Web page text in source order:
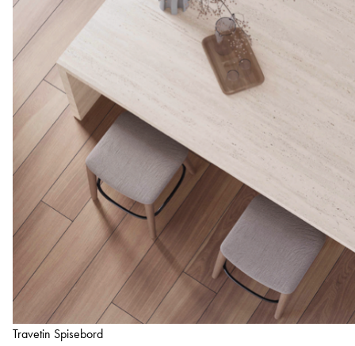
Travetin Spisebord